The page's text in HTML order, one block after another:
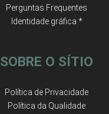
Perguntas Frequentes
Identidade gráfica *
SOBRE O SÍTIO
Política de Privacidade
Política da Qualidade